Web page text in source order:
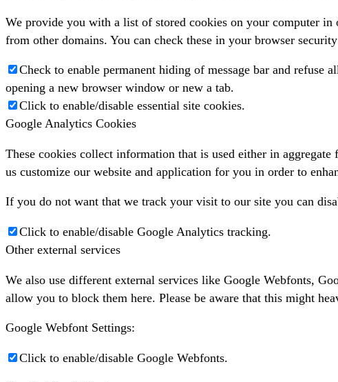
We provide you with a list of stored cookies on your computer
from other domains. You can check these in your browser
Check to enable permanent hiding of message bar and
opening a new browser window or new a tab.
Click to enable/disable essential site cookies.
Google Analytics Cookies
These cookies collect information that is used either in
us customize our website and application for you in order to
If you do not want that we track your visit to our site you can
Click to enable/disable Google Analytics tracking.
Other external services
We also use different external services like Google Webfonts,
allow you to block them here. Please be aware that this might
Google Webfont Settings:
Click to enable/disable Google Webfonts.